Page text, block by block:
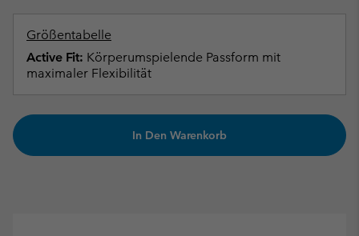
Größentabelle
Active Fit: Körperumspielende Passform mit
maximaler Flexibilität
In Den Warenkorb